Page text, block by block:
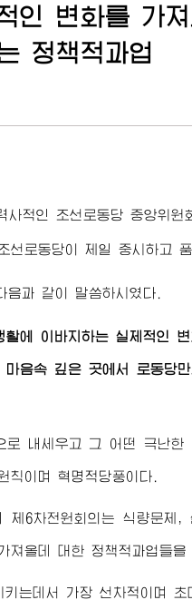
인 변화를 가
정책적과업
사적인 조선로동당 중앙위원
선로동당이 제일 중시하고
음과 같이 말씀하시였다.
활에 이바지하는 실제적인
음속 깊은 곳에서 로동당
로 내세우고 그 어떤 극난
칙이며 혁명적당풍이다.
제6차전원회의는 식량문제
져올데 대한 정책적과업들을
키는데서 가장 선차적이며